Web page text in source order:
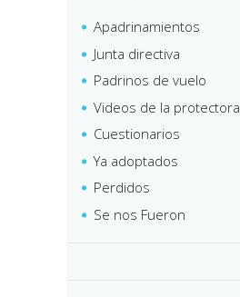
Apadrinamientos
Junta directiva
Padrinos de vuelo
Videos de la protectora
Cuestionarios
Ya adoptados
Perdidos
Se nos Fueron